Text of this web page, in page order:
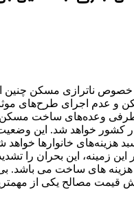
ناترازی مسکن چنین
و عدم اجرای طرح‌های
طرفی وعده‌های ساخت
کشور خواهد شد. این
سبد هزینه‌های خانوارها
زمینه، این بحران را
های ساخت می باشد.
مصالح یکی از